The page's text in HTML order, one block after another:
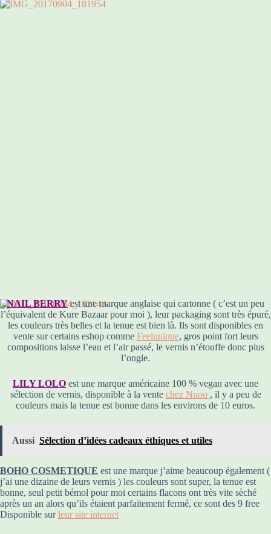
NAIL BERRYest une marque anglaise qui cartonne ( c’est un peu
l’équivalent de Kure Bazaar pour moi ), leur packaging sont très épuré,
les couleurs très belles et la tenue est bien là. Ils sont disponibles en
vente sur certains eshop comme Feelunique, gros point fort leurs
compositions laisse l’eau et l’air passé, le vernis n’étouffe donc plus
l’ongle.
LILY LOLO est une marque américaine 100 % vegan avec une
sélection de vernis, disponible à la vente chez Nuoo , il y a peu de
couleurs mais la tenue est bonne dans les environs de 10 euros.
Aussi Sélection d’idées cadeaux éthiques et utiles
BOHO COSMETIQUE est une marque j’aime beaucoup également (
j’ai une dizaine de leurs vernis ) les couleurs sont super, la tenue est
bonne, seul petit bémol pour moi certains flacons ont très vite sèché
après un an alors qu’ils étaient parfaitement fermé, ce sont des 9 free
Disponible surleur site internet